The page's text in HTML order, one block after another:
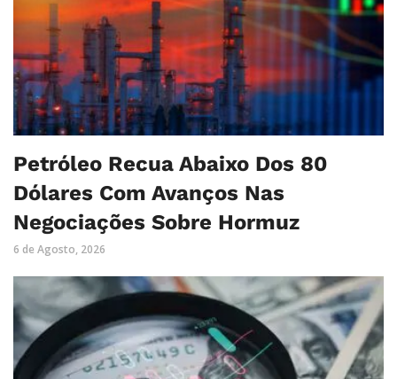
Petróleo Recua Abaixo Dos 80
Dólares Com Avanços Nas
Negociações Sobre Hormuz
6 de Agosto, 2026